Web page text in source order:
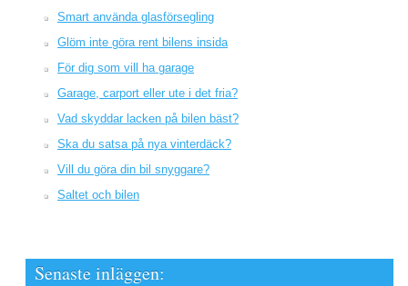
Smart använda glasförsegling
Glöm inte göra rent bilens insida
För dig som vill ha garage
Garage, carport eller ute i det fria?
Vad skyddar lacken på bilen bäst?
Ska du satsa på nya vinterdäck?
Vill du göra din bil snyggare?
Saltet och bilen
Senaste inläggen: